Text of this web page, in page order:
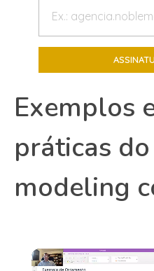
Exemplos
práticas
modeling